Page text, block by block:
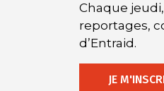
Chaque
reportages,
d’Entraid.
JE